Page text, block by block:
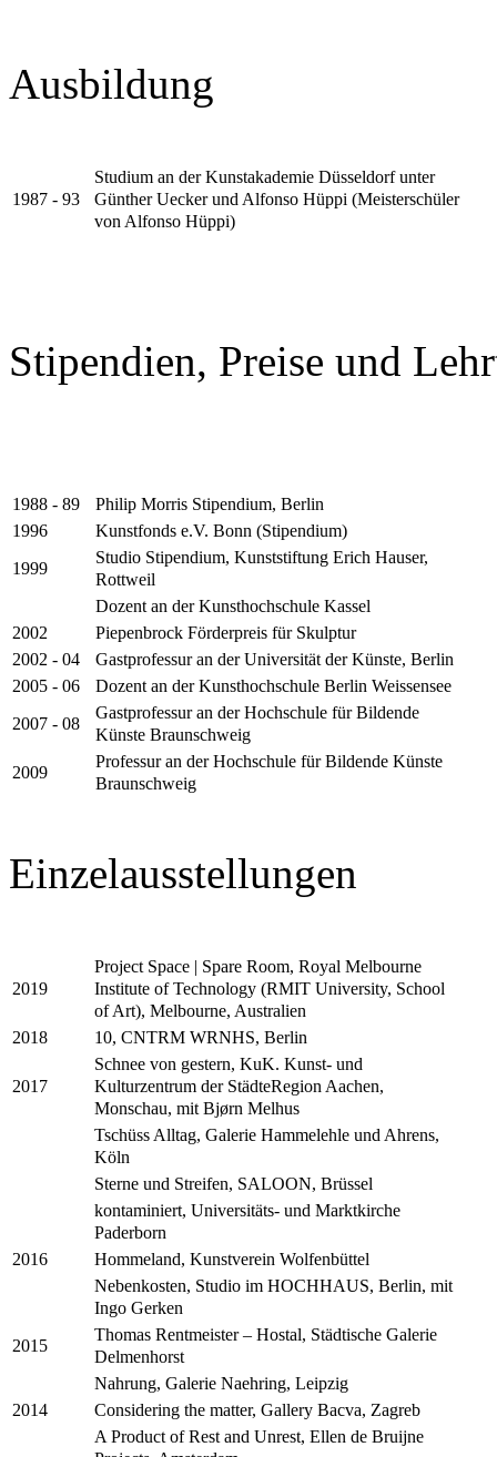
Ausbildung
1987 - 93
Studium an der Kunstakademie Düsseldorf unter
Günther Uecker und Alfonso Hüppi (Meisterschüler
von Alfonso Hüppi)
Stipendien, Preise und
1988 - 89 Philip Morris Stipendium, Berlin
1996 Kunstfonds e.V. Bonn (Stipendium)
1999
Studio Stipendium, Kunststiftung Erich Hauser,
Rottweil
Dozent an der Kunsthochschule Kassel
2002 Piepenbrock Förderpreis für Skulptur
2002 - 04 Gastprofessur an der Universität der Künste, Berlin
2005 - 06 Dozent an der Kunsthochschule Berlin Weissensee
2007 - 08
Gastprofessur an der Hochschule für Bildende
Künste Braunschweig
2009
Professur an der Hochschule für Bildende Künste
Braunschweig
Einzelausstellungen
2019
Project Space | Spare Room, Royal Melbourne
Institute of Technology (RMIT University, School
of Art), Melbourne, Australien
2018 10, CNTRM WRNHS, Berlin
2017
Schnee von gestern, KuK. Kunst- und
Kulturzentrum der StädteRegion Aachen,
Monschau, mit Bjørn Melhus
Tschüss Alltag, Galerie Hammelehle und Ahrens,
Köln
Sterne und Streifen, SALOON, Brüssel
kontaminiert, Universitäts- und Marktkirche
Paderborn
2016
Hommeland, Kunstverein Wolfenbüttel
Nebenkosten, Studio im HOCHHAUS, Berlin, mit
Ingo Gerken
2015
Thomas Rentmeister – Hostal, Städtische Galerie
Delmenhorst
Nahrung, Galerie Naehring, Leipzig
2014
Considering the matter, Gallery Bacva, Zagreb
A Product of Rest and Unrest, Ellen de Bruijne